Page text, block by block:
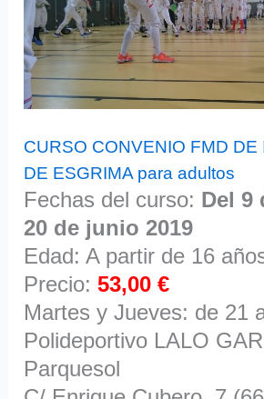
CURSO CONVENIO FMD DE
DE ESGRIMA para adultos
Fechas del curso: Del 9
20 de junio 2019
Edad: A partir de 16
Precio: 53,00 €
Martes y Jueves: de 21
Polideportivo LALO
Parquesol